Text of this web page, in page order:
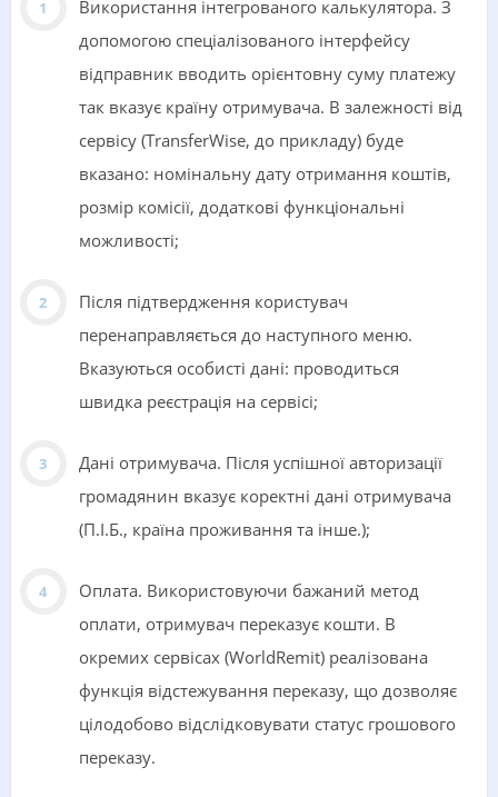
Використання інтегрованого калькулятора. З
допомогою спеціалізованого інтерфейсу
відправник вводить орієнтовну суму платежу
так вказує країну отримувача. В залежності від
сервісу (TransferWise, до прикладу) буде
вказано: номінальну дату отримання коштів,
розмір комісії, додаткові функціональні
можливості;
Після підтвердження користувач
перенаправляється до наступного меню.
Вказуються особисті дані: проводиться
швидка реєстрація на сервісі;
Дані отримувача. Після успішної авторизації
громадянин вказує коректні дані отримувача
(П.І.Б., країна проживання та інше.);
Оплата. Використовуючи бажаний метод
оплати, отримувач переказує кошти. В
окремих сервісах (WorldRemit) реалізована
функція відстежування переказу, що дозволяє
цілодобово відслідковувати статус грошового
переказу.